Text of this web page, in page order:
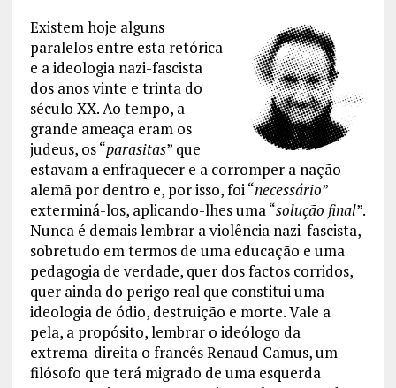
Existem hoje alguns
paralelos entre esta retórica
e a ideologia nazi-fascista
dos anos vinte e trinta do
século XX. Ao tempo, a
grande ameaça eram os
judeus, os “parasitas” que
estavam a enfraquecer e a corromper a nação
alemã por dentro e, por isso, foi “necessário”
exterminá-los, aplicando-lhes uma “solução final”.
Nunca é demais lembrar a violência nazi-fascista,
sobretudo em termos de uma educação e uma
pedagogia de verdade, quer dos factos corridos,
quer ainda do perigo real que constitui uma
ideologia de ódio, destruição e morte. Vale a
pela, a propósito, lembrar o ideólogo da
extrema-direita o francês Renaud Camus, um
filósofo que terá migrado de uma esquerda